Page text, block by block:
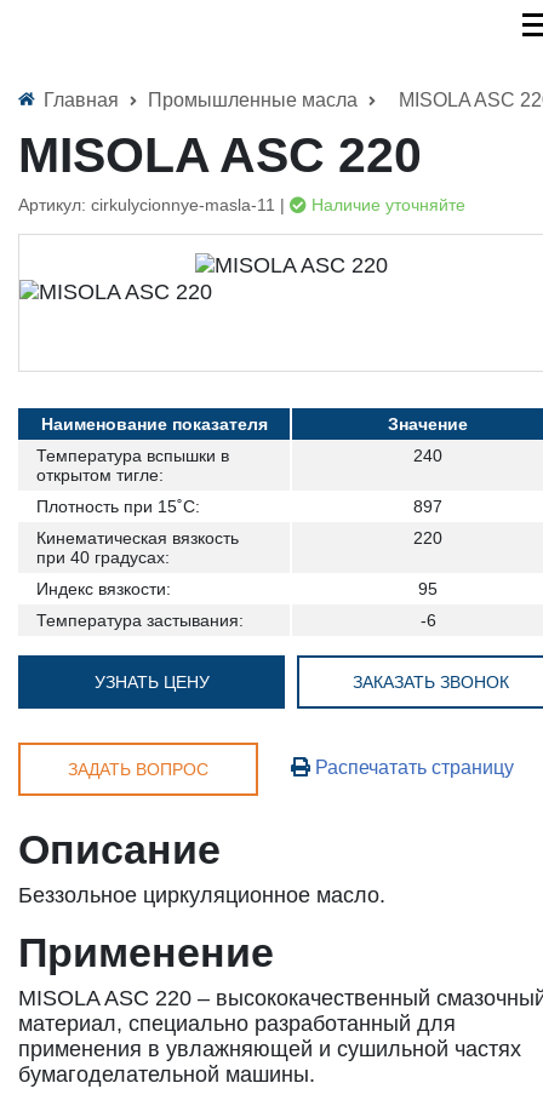
Главная Промышленные масла MISOLA ASC
MISOLA ASC 220
Артикул: cirkulycionnye-masla-11 | Наличие уточняйте
Наименование показателя
Значение
Температура вспышки в
открытом тигле:
240
Плотность при 15˚С:
897
Кинематическая вязкость
при 40 градусах:
220
Индекс вязкости:
95
Температура застывания:
-6
УЗНАТЬ ЦЕНУ ЗАКАЗАТЬ ЗВОНОК
ЗАДАТЬ ВОПРОС Распечатать страницу
Описание
Беззольное циркуляционное масло.
Применение
MISOLA ASC 220 – высококачественный
материал, специально разработанный для
применения в увлажняющей и сушильной частях
бумагоделательной машины.